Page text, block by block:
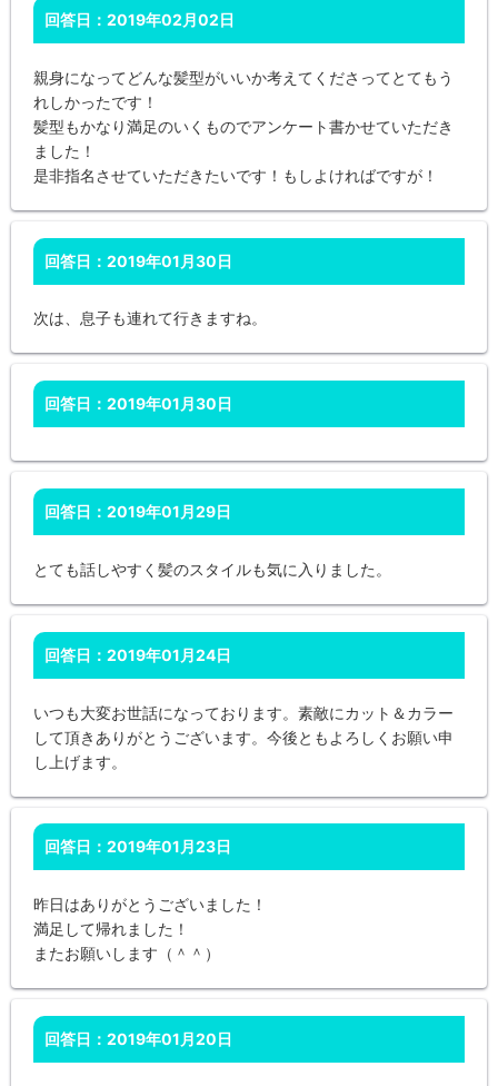
回答日：2019年02月02日
親身になってどんな髪型がいいか考えてくださってとてもう
れしかったです！
髪型もかなり満足のいくものでアンケート書かせていただき
ました！
是非指名させていただきたいです！もしよければですが！
回答日：2019年01月30日
次は、息子も連れて行きますね。
回答日：2019年01月30日
回答日：2019年01月29日
とても話しやすく髪のスタイルも気に入りました。
回答日：2019年01月24日
いつも大変お世話になっております。素敵にカット＆カラー
して頂きありがとうございます。今後ともよろしくお願い申
し上げます。
回答日：2019年01月23日
昨日はありがとうございました！
満足して帰れました！
またお願いします（＾＾）
回答日：2019年01月20日